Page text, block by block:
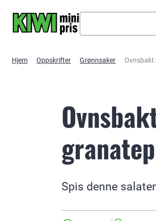
Hjem Oppskrifter Grønnsaker Ovnsbakt
Spis denne